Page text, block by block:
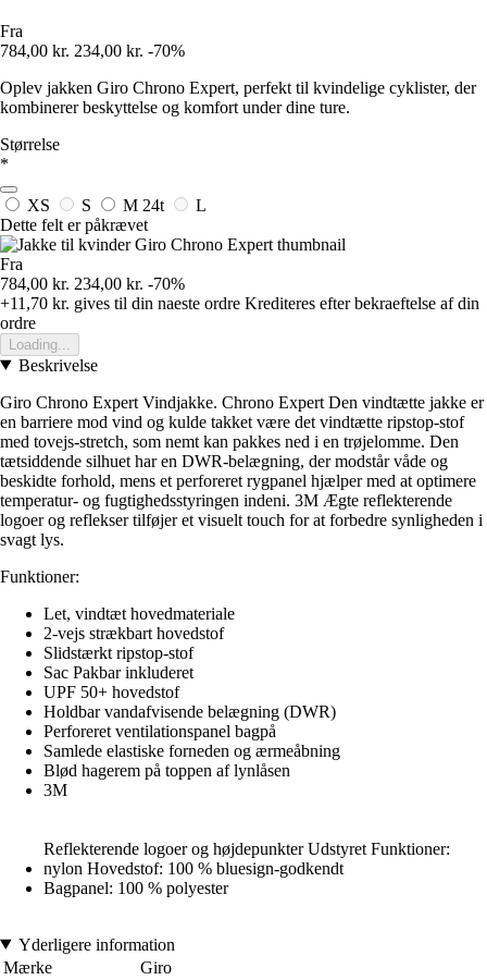
Fra
784,00 kr. 234,00 kr. -70%
Oplev jakken Giro Chrono Expert, perfekt til kvindelige cyklister, der
kombinerer beskyttelse og komfort under dine ture.
Størrelse
*
XS S M 24t
L
Dette felt er påkrævet
Fra
784,00 kr. 234,00 kr. -70%
+11,70 kr. gives til din naeste ordre Krediteres efter bekraeftelse af din
ordre
Loading...
Beskrivelse
Giro Chrono Expert Vindjakke. Chrono Expert Den vindtætte jakke er
en barriere mod vind og kulde takket være det vindtætte ripstop-stof
med tovejs-stretch, som nemt kan pakkes ned i en trøjelomme. Den
tætsiddende silhuet har en DWR-belægning, der modstår våde og
beskidte forhold, mens et perforeret rygpanel hjælper med at optimere
temperatur- og fugtighedsstyringen indeni. 3M Ægte reflekterende
logoer og reflekser tilføjer et visuelt touch for at forbedre synligheden i
svagt lys.
Funktioner:
Let, vindtæt hovedmateriale
2-vejs strækbart hovedstof
Slidstærkt ripstop-stof
Sac Pakbar inkluderet
UPF 50+ hovedstof
Holdbar vandafvisende belægning (DWR)
Perforeret ventilationspanel bagpå
Samlede elastiske forneden og ærmeåbning
Blød hagerem på toppen af lynlåsen
3M
Reflekterende logoer og højdepunkter Udstyret Funktioner:
nylon Hovedstof: 100 % bluesign-godkendt
Bagpanel: 100 % polyester
Yderligere information
Mærke
Giro